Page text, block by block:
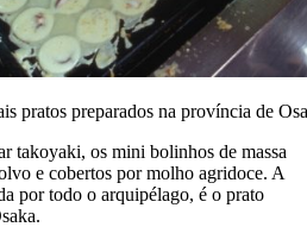
pratos preparados na província de
takoyaki, os mini bolinhos de massa
e cobertos por molho agridoce. A
por todo o arquipélago, é o prato